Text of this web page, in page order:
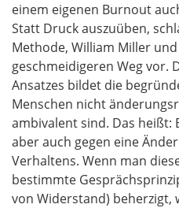
einem eigenen Burnout
Statt Druck auszuüben,
Methode, William Miller
geschmeidigeren Weg vor.
Ansatzes bildet die
Menschen nicht
ambivalent sind. Das heißt:
aber auch gegen eine
Verhaltens. Wenn man
bestimmte
von Widerstand) beherzigt,